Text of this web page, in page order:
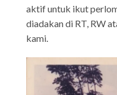
aktif untuk ikut
diadakan di RT, RW
kami.